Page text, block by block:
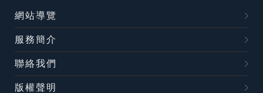
網站導覽
服務簡介
聯絡我們
版權聲明